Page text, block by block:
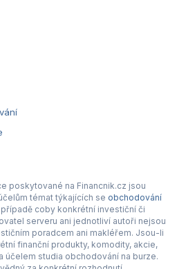
poskytované na Financnik.cz jsou
témat týkajících se obchodování
coby konkrétní investiční či
serveru ani jednotliví autoři nejsou
poradcem ani makléřem. Jsou-li
finanční produkty, komodity, akcie,
studia obchodování na burze.